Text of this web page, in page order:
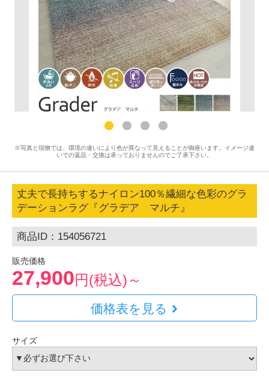
※写真と現物では、環境の違いにより色が異なって見えることが御座います。イメージ違
いでの返品・交換は承っておりませんのでご了承下さい。
丈夫で長持ちするナイロン100％繊細な色彩のグラ
デーションラグ『グラデア マルチ』
商品ID：154056721
販売価格
27,900円(税込)～
価格表を見る
サイズ